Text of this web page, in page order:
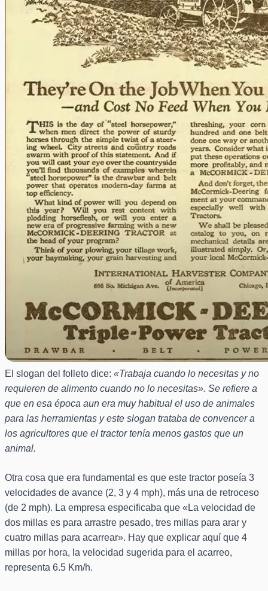
El slogan del folleto dice: «Trabaja cuando lo necesitas y no
requieren de alimento cuando no lo necesitas». Se refiere a
que en esa época aun era muy habitual el uso de animales
para las herramientas y este slogan trataba de convencer a
los agricultores que el tractor tenía menos gastos que un
animal.
Otra cosa que era fundamental es que este tractor poseía 3
velocidades de avance (2, 3 y 4 mph), más una de retroceso
(de 2 mph). La empresa especificaba que «La velocidad de
dos millas es para arrastre pesado, tres millas para arar y
cuatro millas para acarrear». Hay que explicar aquí que 4
millas por hora, la velocidad sugerida para el acarreo,
representa 6.5 Km/h.